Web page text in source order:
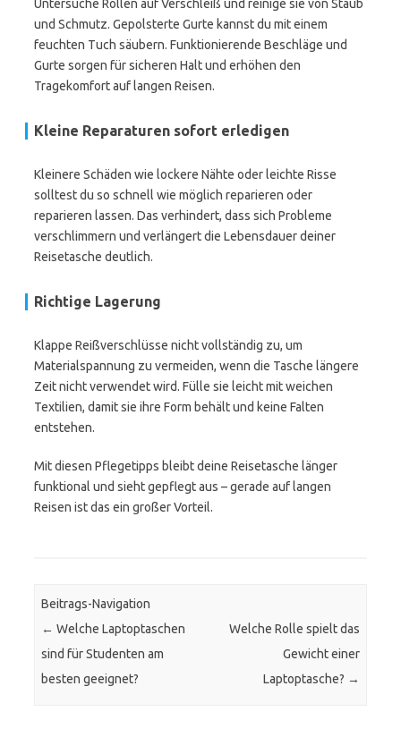
Untersuche Rollen auf Verschleiß und reinige sie von Staub
und Schmutz. Gepolsterte Gurte kannst du mit einem
feuchten Tuch säubern. Funktionierende Beschläge und
Gurte sorgen für sicheren Halt und erhöhen den
Tragekomfort auf langen Reisen.
Kleine Reparaturen sofort erledigen
Kleinere Schäden wie lockere Nähte oder leichte Risse
solltest du so schnell wie möglich reparieren oder
reparieren lassen. Das verhindert, dass sich Probleme
verschlimmern und verlängert die Lebensdauer deiner
Reisetasche deutlich.
Richtige Lagerung
Klappe Reißverschlüsse nicht vollständig zu, um
Materialspannung zu vermeiden, wenn die Tasche längere
Zeit nicht verwendet wird. Fülle sie leicht mit weichen
Textilien, damit sie ihre Form behält und keine Falten
entstehen.
Mit diesen Pflegetipps bleibt deine Reisetasche länger
funktional und sieht gepflegt aus – gerade auf langen
Reisen ist das ein großer Vorteil.
Beitrags-Navigation
← Welche Laptoptaschen
sind für Studenten am
besten geeignet?
Welche Rolle spielt das
Gewicht einer
Laptoptasche? →